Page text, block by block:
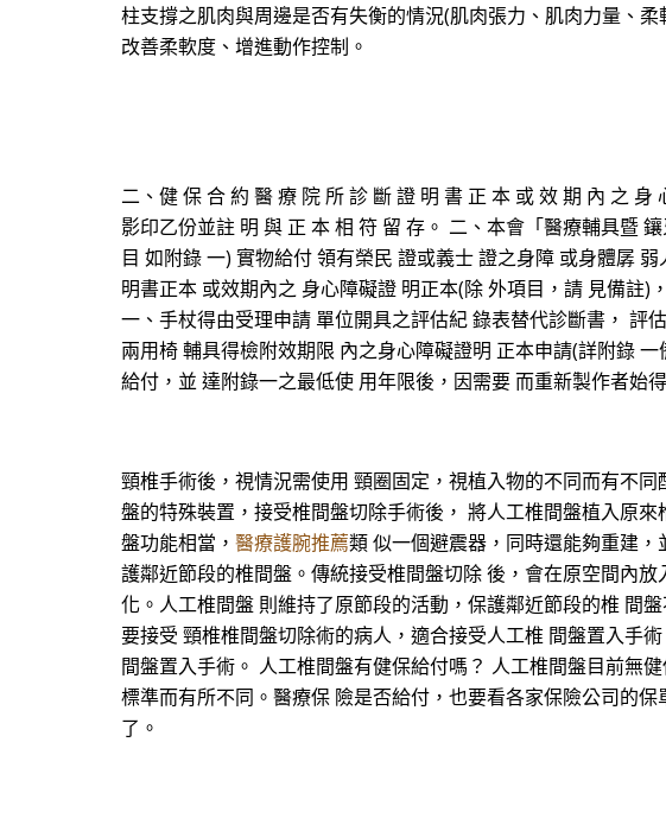
柱支撐之肌肉與周邊是否有失衡的情況(肌肉張力、肌肉力量、
改善柔軟度、增進動作控制。
二、健 保 合 約 醫 療 院 所 診 斷 證 明 書 正 本 或 效 期 內 之
影印乙份並註 明 與 正 本 相 符 留 存。 二、本會「醫療輔具暨
目 如附錄 一) 實物給付 領有榮民 證或義士 證之身障 或身體孱
明書正本 或效期內之 身心障礙證 明正本(除 外項目，請 見備註)，
一、手杖得由受理申請 單位開具之評估紀 錄表替代診斷書， 評
兩用椅 輔具得檢附效期限 內之身心障礙證明 正本申請(詳附錄
給付，並 達附錄一之最低使 用年限後，因需要 而重新製作者始
頸椎手術後，視情況需使用 頸圈固定，視植入物的不同而有不
盤的特殊裝置，接受椎間盤切除手術後， 將人工椎間盤植入原
盤功能相當， 醫療護腕推薦類 似一個避震器，同時還能夠重建
護鄰近節段的椎間盤。傳統接受椎間盤切除 後，會在原空間內
化。人工椎間盤 則維持了原節段的活動，保護鄰近節段的椎 間
要接受 頸椎椎間盤切除術的病人，適合接受人工椎 間盤置入手
間盤置入手術。 人工椎間盤有健保給付嗎？ 人工椎間盤目前無
標準而有所不同。醫療保 險是否給付，也要看各家保險公司的
了。